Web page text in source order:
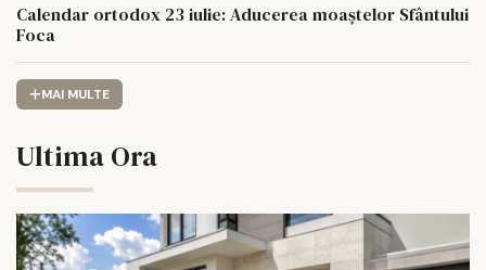
Calendar ortodox 23 iulie: Aducerea moaștelor Sfântului
Foca
MAI MULTE
Ultima Ora